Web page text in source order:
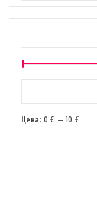
Цена: 0 € — 10 €